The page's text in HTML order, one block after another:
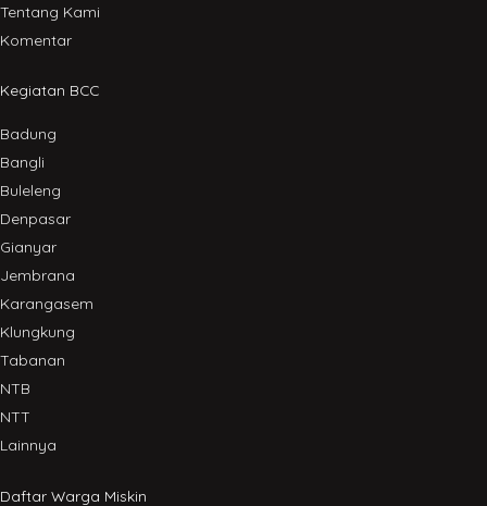
Tentang Kami
Komentar
Kegiatan BCC
Badung
Bangli
Buleleng
Denpasar
Gianyar
Jembrana
Karangasem
Klungkung
Tabanan
NTB
NTT
Lainnya
Daftar Warga Miskin